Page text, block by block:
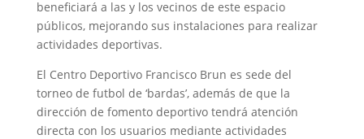
beneficiará a las y los vecinos de este espacio
públicos, mejorando sus instalaciones para realizar
actividades deportivas.
El Centro Deportivo Francisco Brun es sede del
torneo de futbol de ‘bardas’, además de que la
dirección de fomento deportivo tendrá atención
directa con los usuarios mediante actividades